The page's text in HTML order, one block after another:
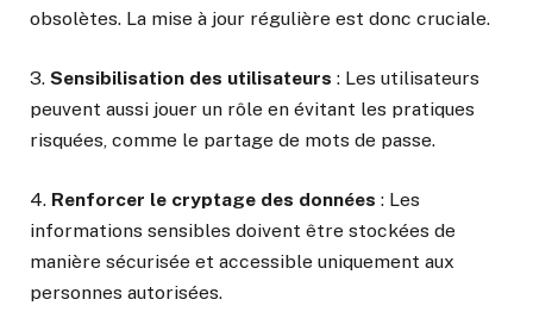
obsolètes. La mise à jour régulière est donc cruciale.
3. Sensibilisation des utilisateurs : Les utilisateurs
peuvent aussi jouer un rôle en évitant les pratiques
risquées, comme le partage de mots de passe.
4. Renforcer le cryptage des données : Les
informations sensibles doivent être stockées de
manière sécurisée et accessible uniquement aux
personnes autorisées.